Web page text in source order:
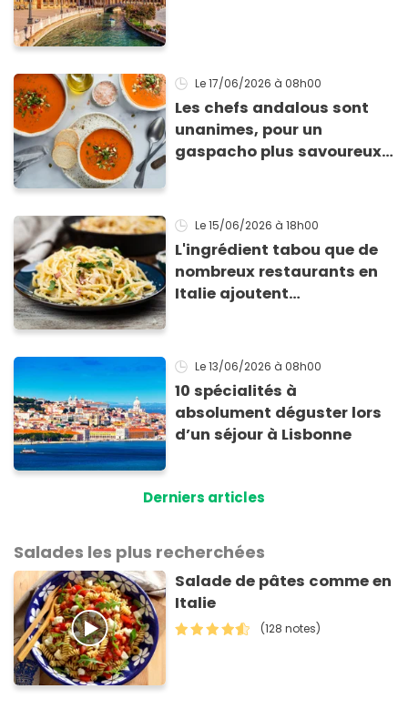
Le 17/06/2026 à 08h00
Les chefs andalous sont
unanimes, pour un
gaspacho plus savoureux,
Le 15/06/2026 à 18h00
L'ingrédient tabou que de
nombreux restaurants en
Italie ajoutent
Le 13/06/2026 à 08h00
10 spécialités à
absolument déguster lors
d’un séjour à Lisbonne
Derniers articles
Salades les plus recherchées
Salade de pâtes comme en
Italie
(128 notes)